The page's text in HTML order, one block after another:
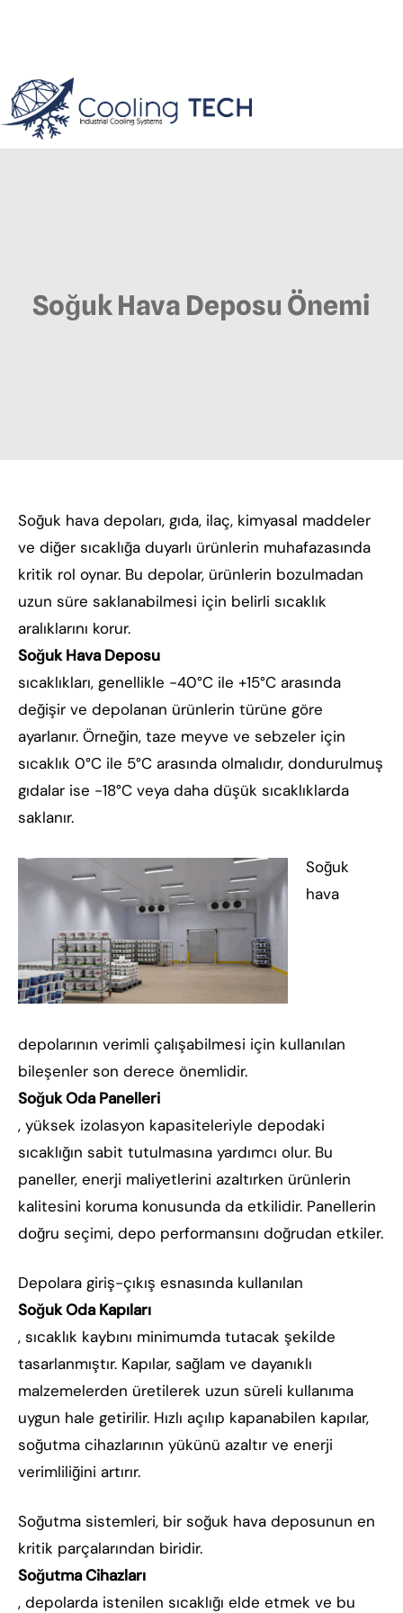
Soğuk Hava Deposu Önemi
Soğuk hava depoları, gıda, ilaç, kimyasal maddeler
ve diğer sıcaklığa duyarlı ürünlerin muhafazasında
kritik rol oynar. Bu depolar, ürünlerin bozulmadan
uzun süre saklanabilmesi için belirli sıcaklık
aralıklarını korur.
Soğuk Hava Deposu
sıcaklıkları, genellikle -40°C ile +15°C arasında
değişir ve depolanan ürünlerin türüne göre
ayarlanır. Örneğin, taze meyve ve sebzeler için
sıcaklık 0°C ile 5°C arasında olmalıdır, dondurulmuş
gıdalar ise -18°C veya daha düşük sıcaklıklarda
saklanır.
Soğuk
hava
depolarının verimli çalışabilmesi için kullanılan
bileşenler son derece önemlidir.
Soğuk Oda Panelleri
, yüksek izolasyon kapasiteleriyle depodaki
sıcaklığın sabit tutulmasına yardımcı olur. Bu
paneller, enerji maliyetlerini azaltırken ürünlerin
kalitesini koruma konusunda da etkilidir. Panellerin
doğru seçimi, depo performansını doğrudan etkiler.
Depolara giriş-çıkış esnasında kullanılan
Soğuk Oda Kapıları
, sıcaklık kaybını minimumda tutacak şekilde
tasarlanmıştır. Kapılar, sağlam ve dayanıklı
malzemelerden üretilerek uzun süreli kullanıma
uygun hale getirilir. Hızlı açılıp kapanabilen kapılar,
soğutma cihazlarının yükünü azaltır ve enerji
verimliliğini artırır.
Soğutma sistemleri, bir soğuk hava deposunun en
kritik parçalarından biridir.
Soğutma Cihazları
, depolarda istenilen sıcaklığı elde etmek ve bu